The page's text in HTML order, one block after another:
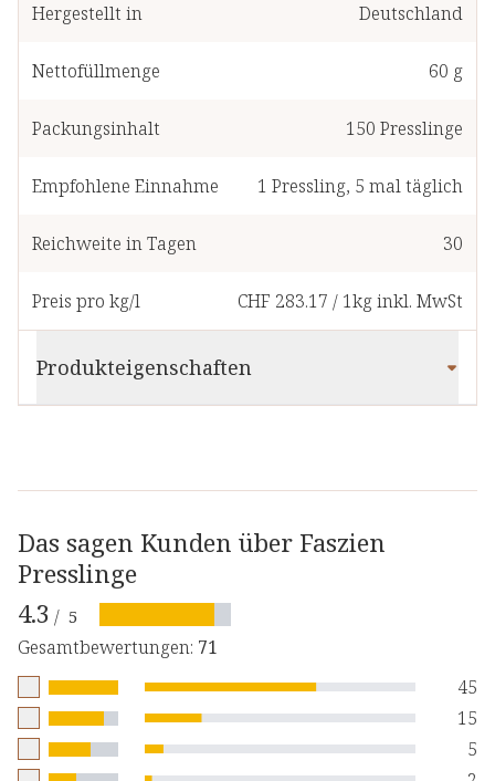
Hergestellt in Deutschland
Nettofüllmenge 60 g
Packungsinhalt 150 Presslinge
Empfohlene Einnahme 1 Pressling, 5 mal täglich
Reichweite in Tagen 30
Preis pro kg/l CHF 283.17 / 1kginkl. MwSt
Produkteigenschaften
Das sagen Kunden über Faszien
Presslinge
4.3 / 5
Gesamtbewertungen: 71
45
15
5